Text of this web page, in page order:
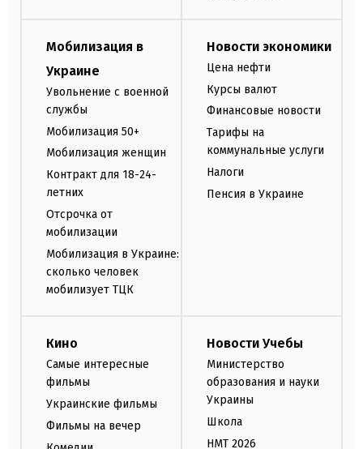
Мобилизация в
Украине
Увольнение с военной
службы
Мобилизация 50+
Мобилизация женщин
Контракт для 18-24-
летних
Отсрочка от
мобилизации
Мобилизация в Украине:
сколько человек
мобилизует ТЦК
Новости экономики
Цена нефти
Курсы валют
Финансовые новости
Тарифы на
коммунальные услуги
Налоги
Пенсия в Украине
Кино
Самые интересные
фильмы
Украинские фильмы
Фильмы на вечер
Новости Учебы
Министерство
образования и науки
Украины
Школа
НМТ 2026